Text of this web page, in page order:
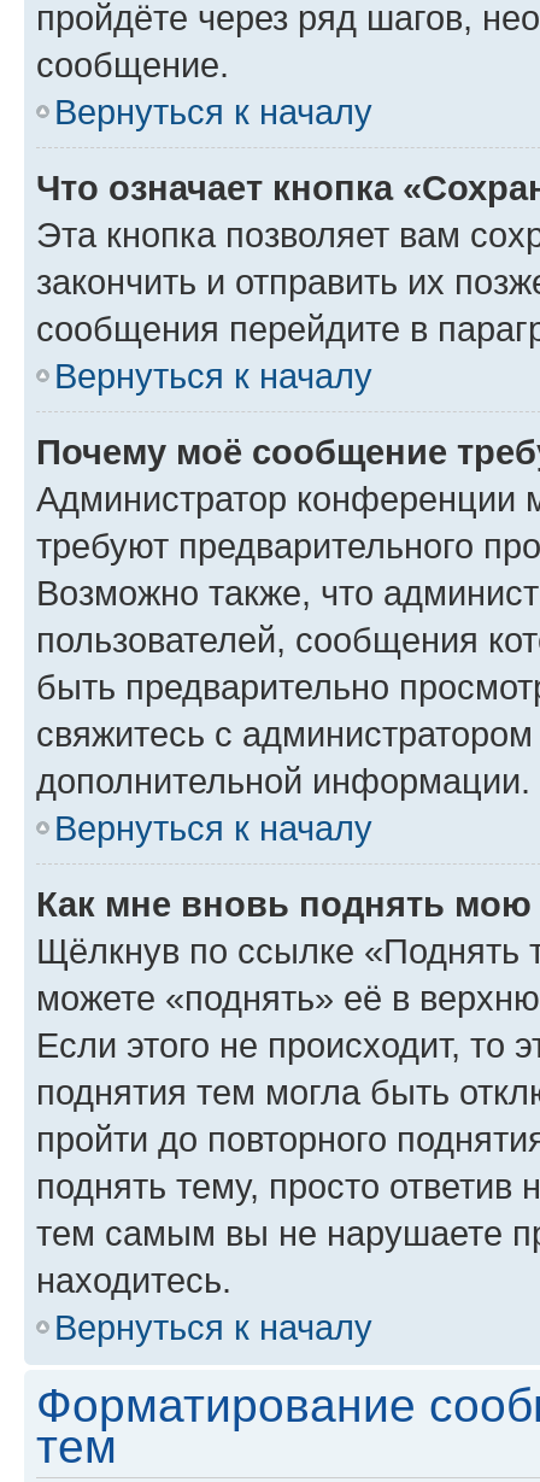
пройдёте через ряд шагов,
сообщение.
Вернуться к началу
Что означает кнопка
Эта кнопка позволяет вам
закончить и отправить их
сообщения перейдите в
Вернуться к началу
Почему моё сообщение
Администратор конференции
требуют предварительного
Возможно также, что
пользователей, сообщения
быть предварительно
свяжитесь с
дополнительной информации.
Вернуться к началу
Как мне вновь поднять мою
Щёлкнув по ссылке «Поднять
можете «поднять» её в
Если этого не происходит, то
поднятия тем могла быть
пройти до повторного
поднять тему, просто ответив
тем самым вы не нарушаете
находитесь.
Вернуться к началу
Форматирование
тем